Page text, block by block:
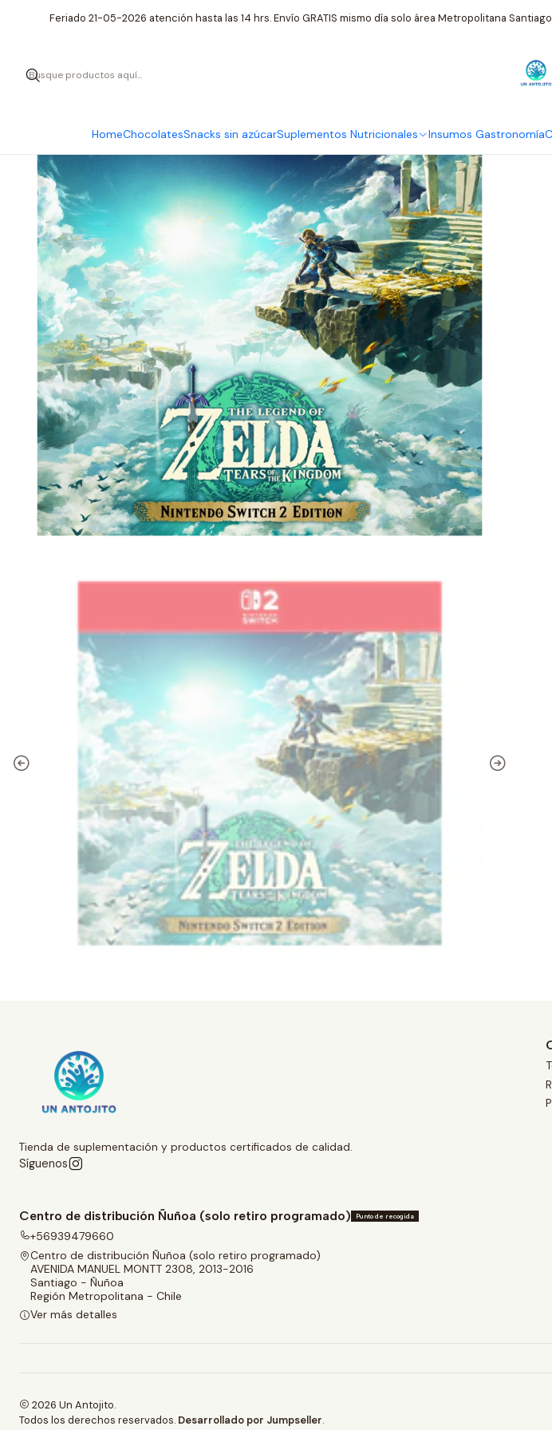
HomeChocolatesSnacks sin azúcarSuplementos Nutricionales Insumos Gastronomía
Feriado 21-05-2026 atención hasta las 14 hrs. Envío GRATIS mismo día solo área Metropolitana
Inicio Nintendo / BOSE The Legend of Zelda
Tienda de suplementación y productos certificados de calidad.
Síguenos
Centro de distribución Ñuñoa (solo retiro programado) Punto de recogida
+56939479660
Centro de distribución Ñuñoa (solo retiro programado)
AVENIDA MANUEL MONTT 2308, 2013-2016
Santiago - Ñuñoa
Región Metropolitana - Chile
Ver más detalles
2026 Un Antojito.
Todos los derechos reservados. Desarrollado por Jumpseller.